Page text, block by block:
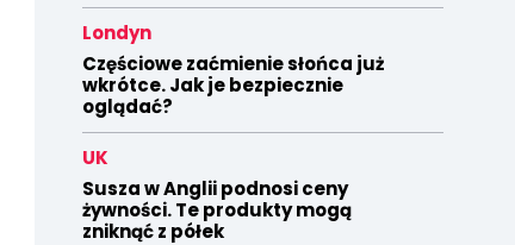
Londyn
Częściowe zaćmienie słońca już
wkrótce. Jak je bezpiecznie
oglądać?
UK
Susza w Anglii podnosi ceny
żywności. Te produkty mogą
zniknąć z półek